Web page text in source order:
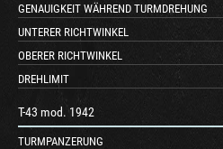
GENAUIGKEIT WÄHREND TURMDREHUNG
UNTERER RICHTWINKEL
OBERER RICHTWINKEL
DREHLIMIT
T-43 mod. 1942
TURMPANZERUNG